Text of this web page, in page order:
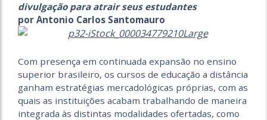
divulgação para atrair seus estudantes
por Antonio Carlos Santomauro
Com presença em continuada expansão no ensino
superior brasileiro, os cursos de educação a distância
ganham estratégias mercadológicas próprias, com as
quais as instituições acabam trabalhando de maneira
integrada às distintas modalidades ofertadas, como